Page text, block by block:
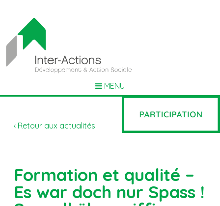
MENU
‹ Retour aux actualités
Formation et qualité –
Es war doch nur Spass !